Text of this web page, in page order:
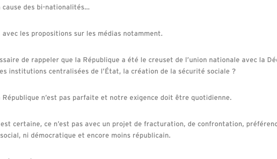
cause des bi-nationalités…
avec les propositions sur les médias notamment.
de rappeler que la République a été le creuset de l’union nationale avec la
institutions centralisées de l’État, la création de la sécurité sociale ?
République n’est pas parfaite et notre exigence doit être quotidienne.
est certaine, ce n’est pas avec un projet de fracturation, de confrontation,
ni démocratique et encore moins républicain.